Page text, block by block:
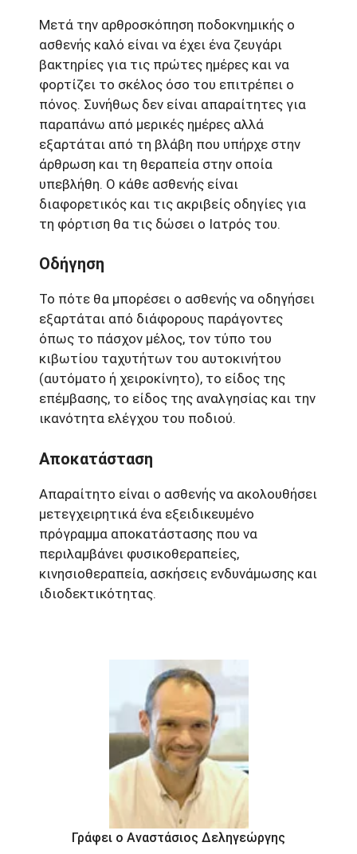
Μετά την αρθροσκόπηση ποδοκνημικής ο
ασθενής καλό είναι να έχει ένα ζευγάρι
βακτηρίες για τις πρώτες ημέρες και να
φορτίζει το σκέλος όσο του επιτρέπει ο
πόνος. Συνήθως δεν είναι απαραίτητες για
παραπάνω από μερικές ημέρες αλλά
εξαρτάται από τη βλάβη που υπήρχε στην
άρθρωση και τη θεραπεία στην οποία
υπεβλήθη. Ο κάθε ασθενής είναι
διαφορετικός και τις ακριβείς οδηγίες για
τη φόρτιση θα τις δώσει ο Ιατρός του.
Οδήγηση
Το πότε θα μπορέσει ο ασθενής να οδηγήσει
εξαρτάται από διάφορους παράγοντες
όπως το πάσχον μέλος, τον τύπο του
κιβωτίου ταχυτήτων του αυτοκινήτου
(αυτόματο ή χειροκίνητο), το είδος της
επέμβασης, το είδος της αναλγησίας και την
ικανότητα ελέγχου του ποδιού.
Αποκατάσταση
Απαραίτητο είναι ο ασθενής να ακολουθήσει
μετεγχειρητικά ένα εξειδικευμένο
πρόγραμμα αποκατάστασης που να
περιλαμβάνει φυσικοθεραπείες,
κινησιοθεραπεία, ασκήσεις ενδυνάμωσης και
ιδιοδεκτικότητας.
Γράφει ο Αναστάσιος Δεληγεώργης